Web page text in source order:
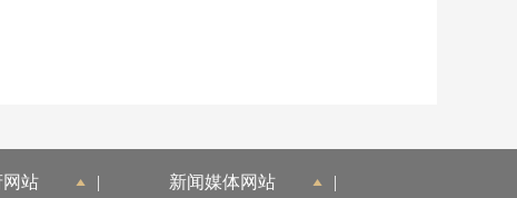
站 | 新闻媒体网站 |